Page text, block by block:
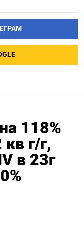
118%
г/г,
в 23г